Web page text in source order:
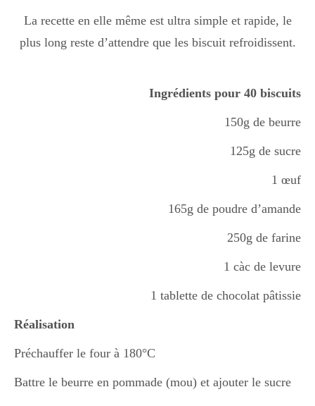
La recette en elle même est ultra simple et rapide, le
plus long reste d’attendre que les biscuit refroidissent.
Ingrédients pour 40 biscuits
150g de beurre
125g de sucre
1 œuf
165g de poudre d’amande
250g de farine
1 càc de levure
1 tablette de chocolat pâtissie
Réalisation
Préchauffer le four à 180°C
Battre le beurre en pommade (mou) et ajouter le sucre